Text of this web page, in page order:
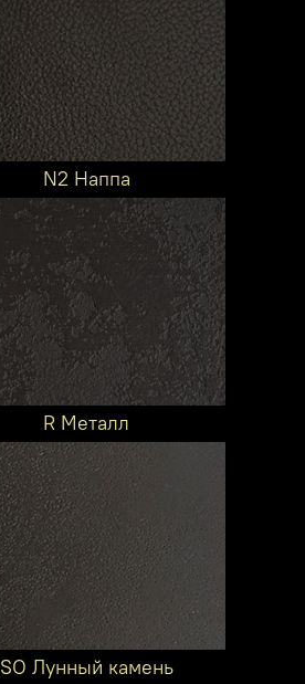
N2 Наппа
R Металл
SO Лунный камень